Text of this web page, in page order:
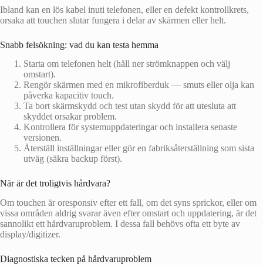
Ibland kan en lös kabel inuti telefonen, eller en defekt kontrollkrets,
orsaka att touchen slutar fungera i delar av skärmen eller helt.
Snabb felsökning: vad du kan testa hemma
Starta om telefonen helt (håll ner strömknappen och välj
omstart).
Rengör skärmen med en mikrofiberduk — smuts eller olja kan
påverka kapacitiv touch.
Ta bort skärmskydd och test utan skydd för att utesluta att
skyddet orsakar problem.
Kontrollera för systemuppdateringar och installera senaste
versionen.
Återställ inställningar eller gör en fabriksåterställning som sista
utväg (säkra backup först).
När är det troligtvis hårdvara?
Om touchen är oresponsiv efter ett fall, om det syns sprickor, eller om
vissa områden aldrig svarar även efter omstart och uppdatering, är det
sannolikt ett hårdvaruproblem. I dessa fall behövs ofta ett byte av
display/digitizer.
Diagnostiska tecken på hårdvaruproblem